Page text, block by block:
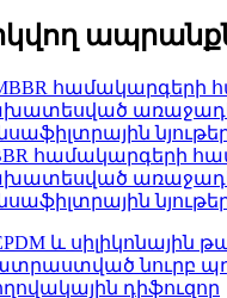
համակարգերի